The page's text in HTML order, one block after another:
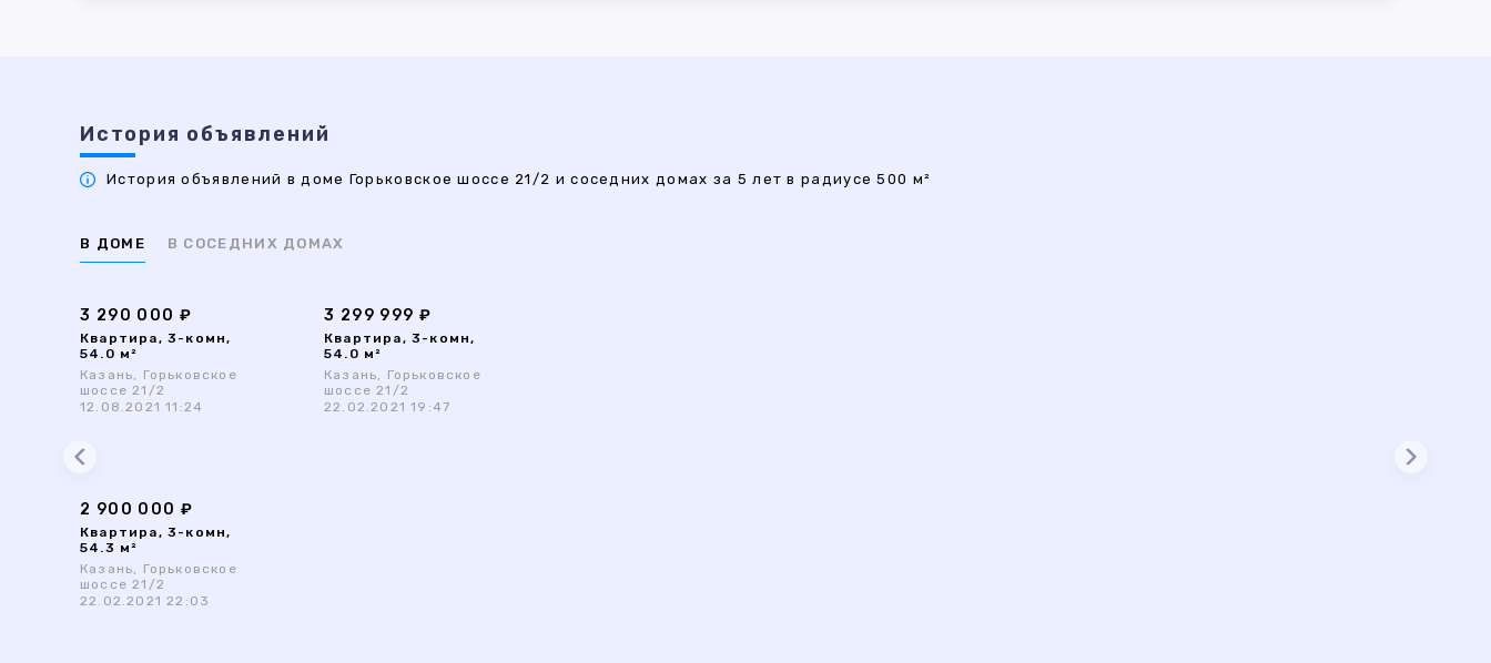
История объявлений
История объявлений в доме Горьковское шоссе 21/2 и соседних домах за 5 лет в радиусе 500 м²
В ДОМЕ В СОСЕДНИХ ДОМАХ
3 290 000 ₽
Квартира, 3-комн,
54.0 м²
Казань, Горьковское
шоссе 21/2
12.08.2021 11:24
3 299 999 ₽
Квартира, 3-комн,
54.0 м²
Казань, Горьковское
шоссе 21/2
22.02.2021 19:47
2 900 000 ₽
Квартира, 3-комн,
54.3 м²
Казань, Горьковское
шоссе 21/2
22.02.2021 22:03